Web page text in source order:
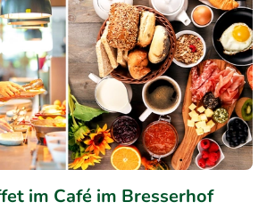
im Café im Bresserhof